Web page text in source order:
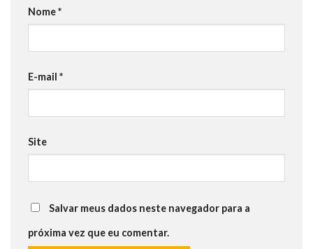
Nome*
E-mail *
Site
Salvar meus dados neste navegador para a
próxima vez que eu comentar.